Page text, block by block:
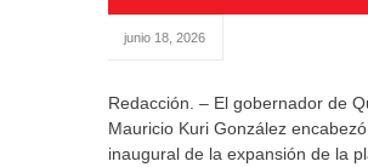
junio 18, 2026
Redacción. – El gobernador de
Mauricio Kuri González encabezó
inaugural de la expansión de la